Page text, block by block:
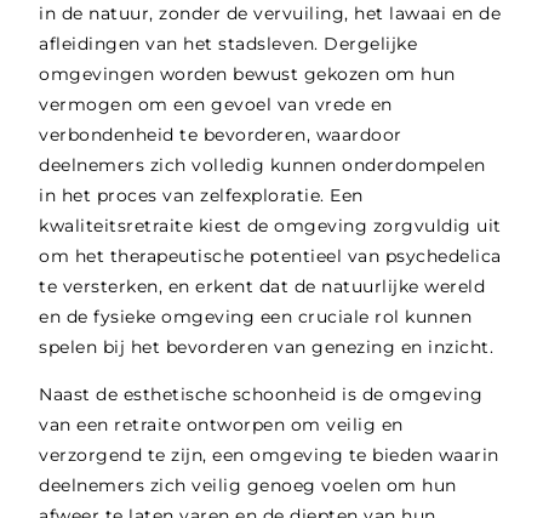
in de natuur, zonder de vervuiling, het lawaai en de
afleidingen van het stadsleven. Dergelijke
omgevingen worden bewust gekozen om hun
vermogen om een gevoel van vrede en
verbondenheid te bevorderen, waardoor
deelnemers zich volledig kunnen onderdompelen
in het proces van zelfexploratie. Een
kwaliteitsretraite kiest de omgeving zorgvuldig uit
om het therapeutische potentieel van psychedelica
te versterken, en erkent dat de natuurlijke wereld
en de fysieke omgeving een cruciale rol kunnen
spelen bij het bevorderen van genezing en inzicht.
Naast de esthetische schoonheid is de omgeving
van een retraite ontworpen om veilig en
verzorgend te zijn, een omgeving te bieden waarin
deelnemers zich veilig genoeg voelen om hun